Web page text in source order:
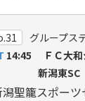
グループ
14:45 ＦＣ大和
新潟東SC
聖籠スポーツ